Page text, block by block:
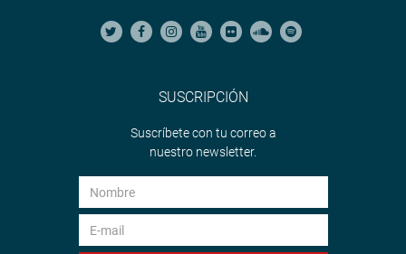
SUSCRIPCIÓN
Suscríbete con tu correo a
nuestro newsletter.